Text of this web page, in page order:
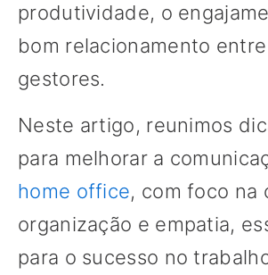
produtividade, o
bom relacionamento
gestores.
Neste artigo, reunimos
para melhorar a
home office, com foco na
organização e empatia,
para o sucesso no